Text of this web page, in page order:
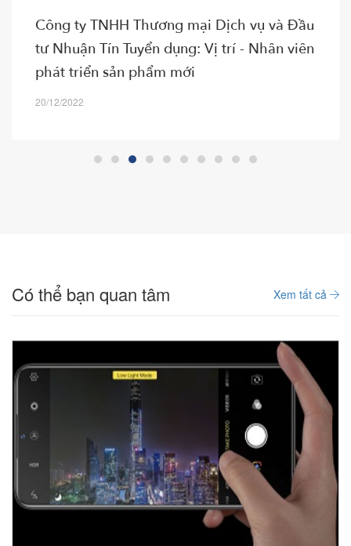
Công ty TNHH Thương mại Dịch vụ và Đầu
tư Nhuận Tín Tuyển dụng: Vị trí - Nhân viên
phát triển sản phẩm mới
20/12/2022
Có thể bạn quan tâm Xem tất cả